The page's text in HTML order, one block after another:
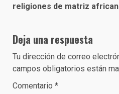
religiones de matriz
Deja una respuesta
Tu dirección de correo
campos obligatorios están
Comentario *